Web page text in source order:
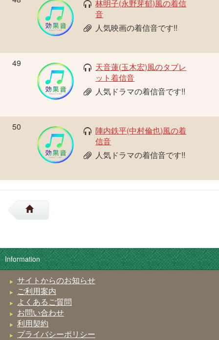
林明子(永野芽郁)風の着信
音
人気映画の着信音です!!
49
天音蓮(玉木宏)風のタブレ
ット着信音
人気ドラマの着信音です!!
50
陣内鉄平(中村倫也)風の着
信音
人気ドラマの着信音です!!
Information
サイトからのお知らせ
ご利用案内
よくあるご質問
お問い合わせ
利用契約
プライバシーポリシー